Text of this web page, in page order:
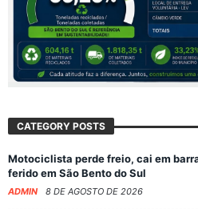
CATEGORY POSTS
Motociclista perde freio, cai em
ferido em São Bento do Sul
ADMIN 8 DE AGOSTO DE 2026